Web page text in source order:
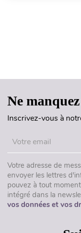
Ne
Inscrivez-vous à
Votre adresse de
envoyer les lettres
pouvez à tout
intégré dans la
vos données et vos